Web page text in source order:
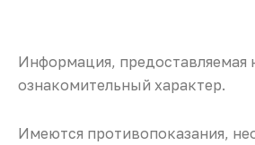
Информация, предоставляемая
ознакомительный характер.
Имеются противопоказания,